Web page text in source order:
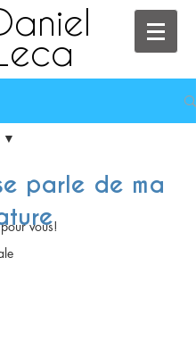
vous!
parle de ma